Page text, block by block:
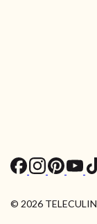
© 2026